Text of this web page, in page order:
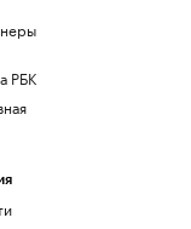
РБК